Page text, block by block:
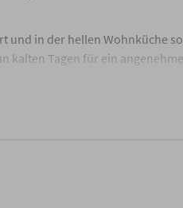
und in der hellen Wohnküche
kalten Tagen für ein
klassische